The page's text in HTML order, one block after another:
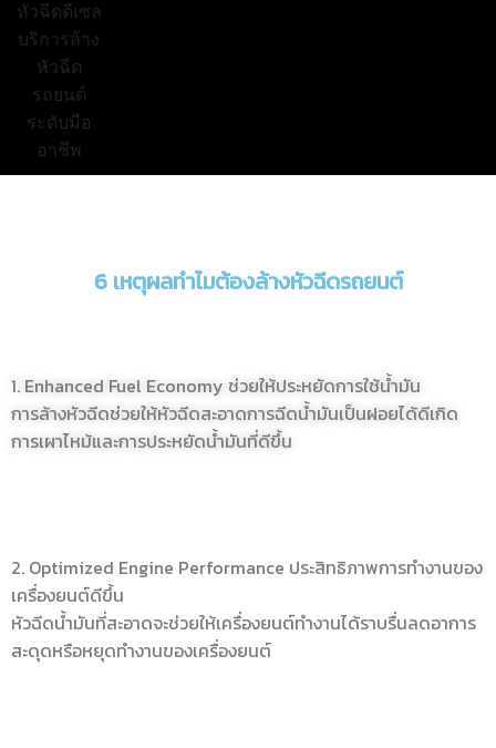
6 เหตุผลทำไมต้องล้างหัวฉีดรถยนต์
1. Enhanced Fuel Economy ช่วยให้ประหยัดการใช้น้ำมัน
การล้างหัวฉีดช่วยให้หัวฉีดสะอาดการฉีดน้ำมันเป็นฝอยได้ดีเกิด
การเผาไหม้และการประหยัดน้ำมันที่ดีขึ้น
2. Optimized Engine Performance ประสิทธิภาพการทำงานของ
เครื่องยนต์ดีขึ้น
หัวฉีดน้ำมันที่สะอาดจะช่วยให้เครื่องยนต์ทำงานได้ราบรื่นลดอาการ
สะดุดหรือหยุดทำงานของเครื่องยนต์